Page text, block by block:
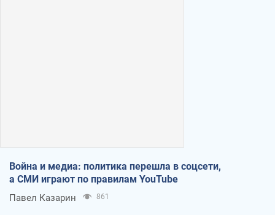
Война и медиа: политика перешла в соцсети,
а СМИ играют по правилам YouTube
Павел Казарин 861